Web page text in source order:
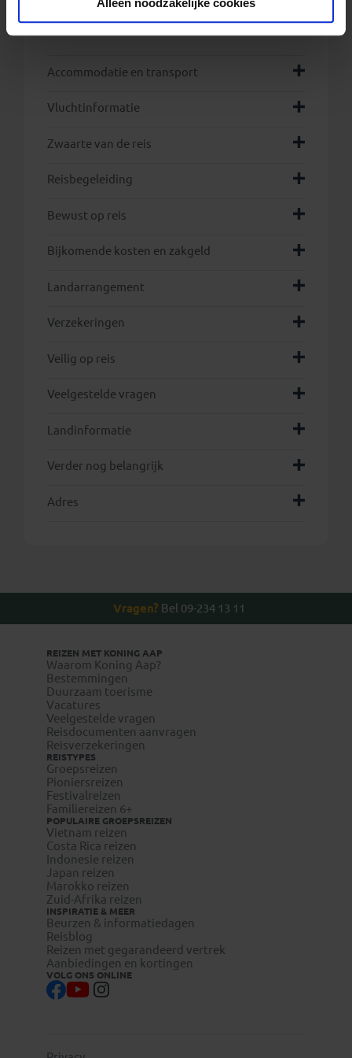
Accommodatie en transport
Vluchtinformatie
Zwaarte van de reis
Reisbegeleiding
Bewust op reis
Bijkomende kosten en zakgeld
Landarrangement
Verzekeringen
Veilig op reis
Veelgestelde vragen
Landinformatie
Verder nog belangrijk
Adres
Vragen? Bel 09-234 13 11
REIZEN MET KONING AAP
Waarom Koning Aap?
Bestemmingen
Duurzaam toerisme
Vacatures
Veelgestelde vragen
Reisdocumenten aanvragen
Reisverzekeringen
REISTYPES
Groepsreizen
Pioniersreizen
Festivalreizen
Familiereizen 6+
POPULAIRE GROEPSREIZEN
Vietnam reizen
Costa Rica reizen
Indonesie reizen
Japan reizen
Marokko reizen
Zuid-Afrika reizen
INSPIRATIE & MEER
Beurzen & informatiedagen
Reisblog
Reizen met gegarandeerd vertrek
Aanbiedingen en kortingen
VOLG ONS ONLINE